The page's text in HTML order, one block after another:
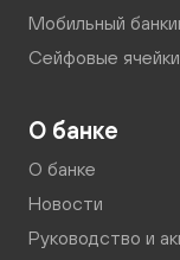
Мобильный
Сейфовые ячейки
О банке
О банке
Новости
Руководство и